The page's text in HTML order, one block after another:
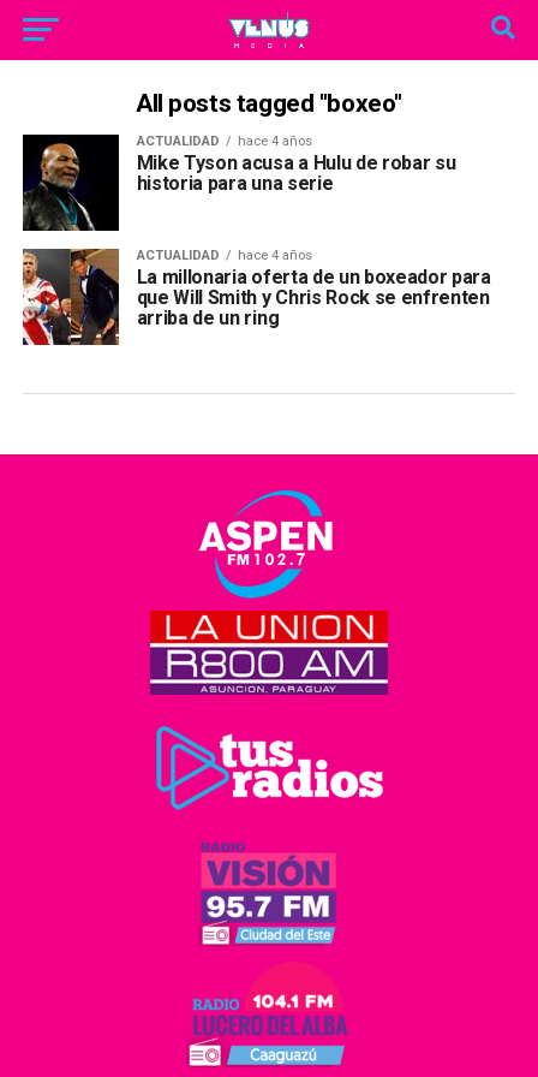
All posts tagged "boxeo"
ACTUALIDAD hace 4 años
Mike Tyson acusa a Hulu de robar su
historia para una serie
ACTUALIDAD hace 4 años
La millonaria oferta de un boxeador para
que Will Smith y Chris Rock se enfrenten
arriba de un ring